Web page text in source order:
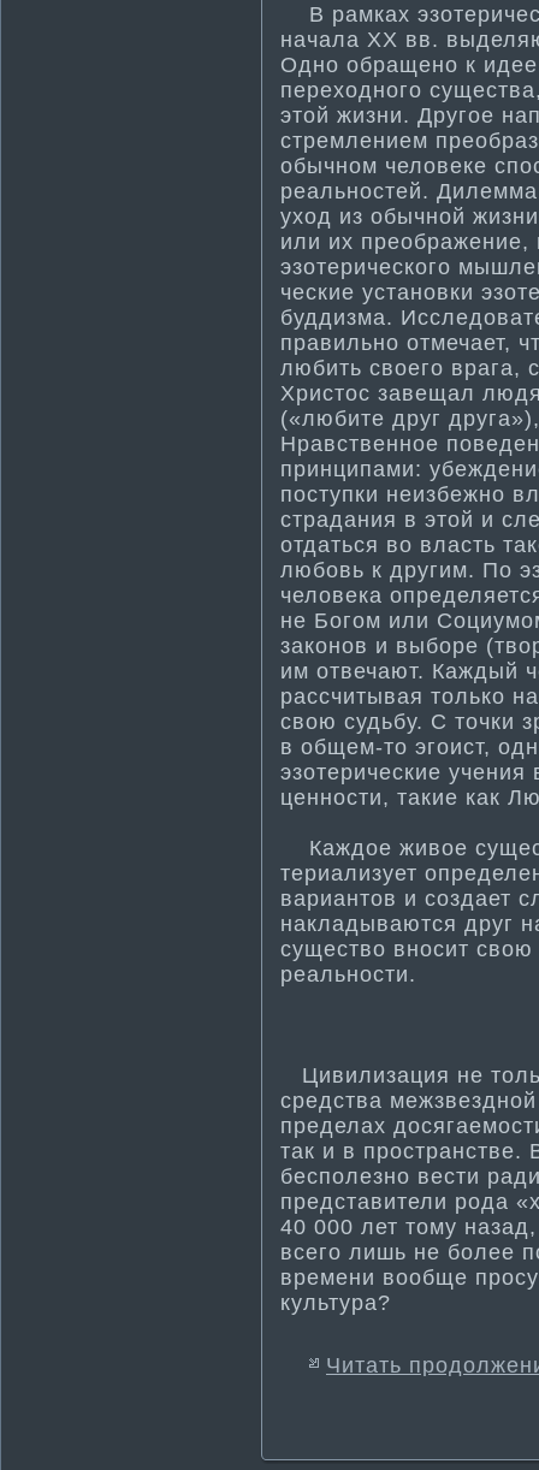
В рамках
начала XX вв.
Одно обращено к идее
переходного
этой жизни. Другое
стремлением
обычном человеке
реальностей.
уход из обычной
или их преображение,
эзотерического
ческие установки
буддизма­.
правильно отмечает,
любить своего врага,
Христос завещал
(«любите друг
Нравственное
принципами:
поступки неизбежно
страдания в этой и
отдаться во власть
любовь к другим. По
человека
не Богом или
законов и выборе
им отвечают. Каждый
рассчитывая только
свою судьбу. С точки
в общем-то эгоист,
эзотерические
ценности­, такие как
Каждое живое
териализует
вариантов и создает
накладываются друг
существо вносит
реальности­.
Цивилизация не
средства
пределах
так и в
бесполезно вести­
представители рода
40 000 лет тому
всего лишь не более
времени вообще
культура?
Читать